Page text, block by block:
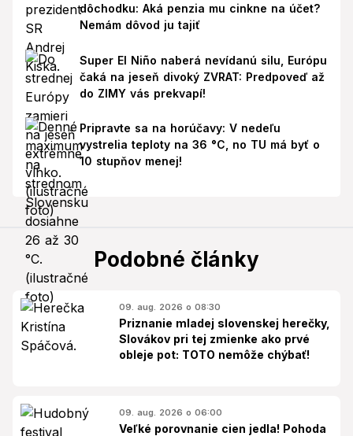
dôchodku: Aká penzia mu cinkne na účet?
Nemám dôvod ju tajiť
Super El Niño naberá nevídanú silu, Európu
čaká na jeseň divoký ZVRAT: Predpoveď až
do ZIMY vás prekvapí!
Pripravte sa na horúčavy: V nedeľu
vystrelia teploty na 36 °C, no TU má byť o
10 stupňov menej!
Podobné články
09. aug. 2026 o 08:30
Priznanie mladej slovenskej herečky,
Slovákov pri tej zmienke ako prvé
obleje pot: TOTO nemôže chýbať!
09. aug. 2026 o 06:00
Veľké porovnanie cien jedla! Pohoda